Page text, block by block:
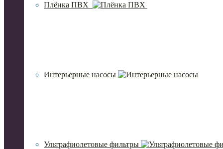
Плёнка ПВХ
Интерьерные насосы
Ультрафиолетовые фильтры